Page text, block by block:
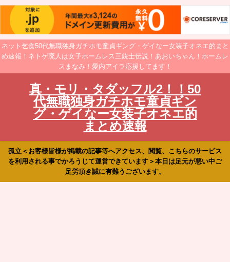
ネット乞食50代無職独身ガチホモ童貞ギング・ゲイなー女装子オネエ的まと
め速報！ネトゲ廃人は女子ホームレス三銃士伝説！あおいちゃん！ホームレ
スまなみ！愛内アイラ応援してます！
真・モリ・タダッフル2！！50
代無職独身ガチホモ童貞ギン
グ・ゲイなー女装子オネエ的
まとめ速報
孤立＜お客様皆様が掲載の記事等へアクセス、閲覧、こちらのサービス
を利用される事でかろうじて運営できています＞本日は足元が悪い中ご
足労頂き誠に有難うございます。